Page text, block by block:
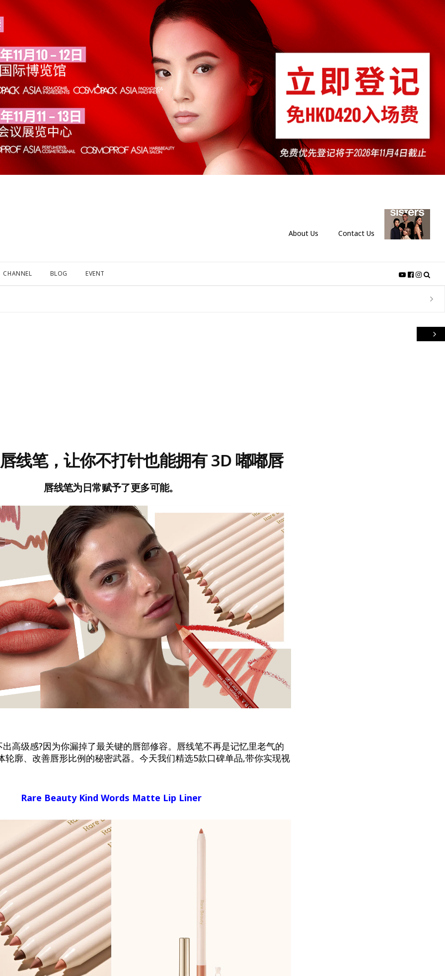
About Us Contact Us
CHANNEL BLOG EVENT
线笔，让你不打针也能拥有 3D 嘟嘟唇
唇线笔为日常赋予了更多可能。
高级感?因为你漏掉了最关键的唇部修容。唇线笔不再是记忆里老气的
轮廓、改善唇形比例的秘密武器。今天我们精选5款口碑单品,带你实现视
Rare Beauty Kind Words Matte Lip Liner